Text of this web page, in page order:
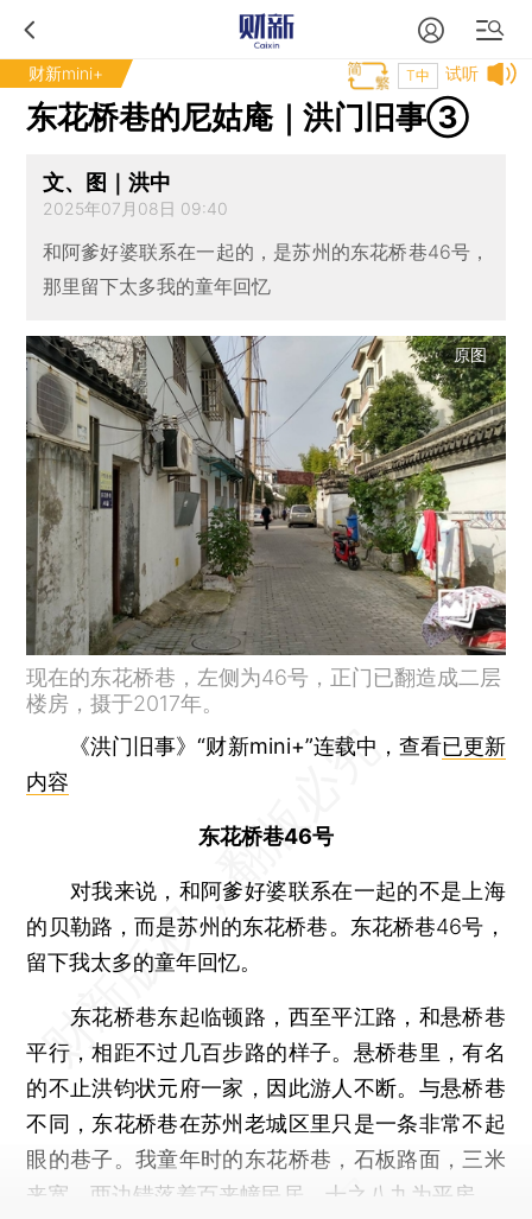
财新mini+ 试听
T中
东花桥巷的尼姑庵｜洪门旧事③
文、图｜洪中
2025年07月08日 09:40
和阿爹好婆联系在一起的，是苏州的东花桥巷46号，
那里留下太多我的童年回忆
原图
现在的东花桥巷，左侧为46号，正门已翻造成二层
楼房，摄于2017年。
《洪门旧事》“财新mini+”连载中，查看已更新
内容
东花桥巷46号
对我来说，和阿爹好婆联系在一起的不是上海
的贝勒路，而是苏州的东花桥巷。东花桥巷46号，
留下我太多的童年回忆。
东花桥巷东起临顿路，西至平江路，和悬桥巷
平行，相距不过几百步路的样子。悬桥巷里，有名
的不止洪钧状元府一家，因此游人不断。与悬桥巷
不同，东花桥巷在苏州老城区里只是一条非常不起
眼的巷子。我童年时的东花桥巷，石板路面，三米
来宽，两边错落着百来幢民居，十之八九为平房。